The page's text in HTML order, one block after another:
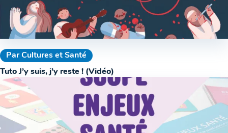
Par Cultures et Santé
Tuto J’y suis, j’y reste ! (Vidéo)